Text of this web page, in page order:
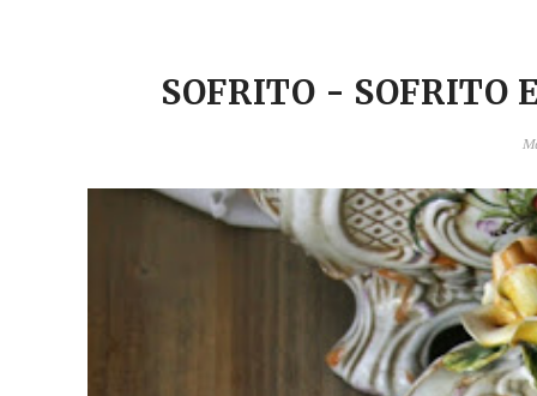
SOFRITO - SOFRITO